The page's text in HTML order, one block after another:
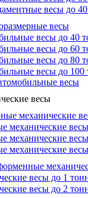
весы до
весы
весы до 40
весы до 60
весы до 80
весы до 100
весы
весы
механические
механические
механические
механические
весы до 1
весы до 2